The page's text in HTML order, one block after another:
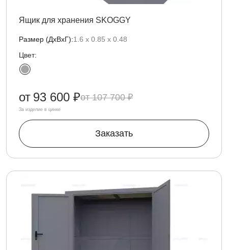
Ящик для хранения SKOGGY
Размер (ДxВxГ):1.6 х 0.85 x 0.48
Цвет:
107 700 ₽
от 93 600 ₽
За изделие в цинке
Заказать